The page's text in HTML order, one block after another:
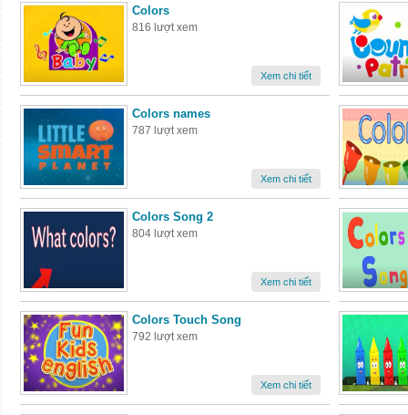
Colors
816 lượt xem
Xem chi tiết
Colors names
787 lượt xem
Xem chi tiết
Colors Song 2
804 lượt xem
Xem chi tiết
Colors Touch Song
792 lượt xem
Xem chi tiết